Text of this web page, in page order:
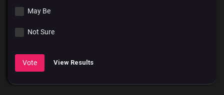
May Be
Not Sure
Vote View Results